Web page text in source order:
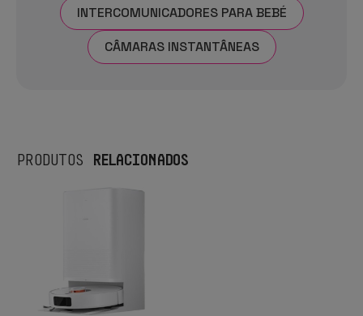
INTERCOMUNICADORES PARA BEBÉ
CÂMARAS INSTANTÂNEAS
PRODUTOS RELACIONADOS